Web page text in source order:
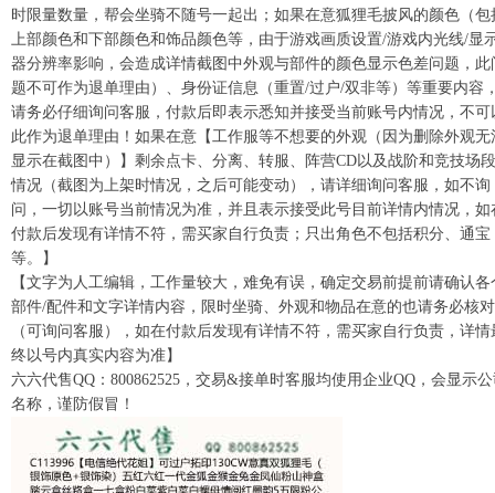
时限量数量，帮会坐骑不随号一起出；如果在意狐狸毛披风的颜色（包
上部颜色和下部颜色和饰品颜色等，由于游戏画质设置/游戏内光线/显
器分辨率影响，会造成详情截图中外观与部件的颜色显示色差问题，此
题不可作为退单理由）、身份证信息（重置/过户/双非等）等重要内容
请务必仔细询问客服，付款后即表示悉知并接受当前账号内情况，不可
此作为退单理由！如果在意【工作服等不想要的外观（因为删除外观无
显示在截图中）】剩余点卡、分离、转服、阵营CD以及战阶和竞技场
情况（截图为上架时情况，之后可能变动），请详细询问客服，如不询
问，一切以账号当前情况为准，并且表示接受此号目前详情内情况，如
付款后发现有详情不符，需买家自行负责；只出角色不包括积分、通宝
等。】
【文字为人工编辑，工作量较大，难免有误，确定交易前提前请确认各
部件/配件和文字详情内容，限时坐骑、外观和物品在意的也请务必核对
（可询问客服），如在付款后发现有详情不符，需买家自行负责，详情
终以号内真实内容为准】
六六代售QQ：800862525，交易&接单时客服均使用企业QQ，会显示
名称，谨防假冒！